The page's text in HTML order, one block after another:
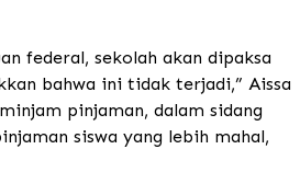
federal, sekolah akan dipaksa
bahwa ini tidak terjadi,” Aissa
pinjaman, dalam sidang
siswa yang lebih mahal,